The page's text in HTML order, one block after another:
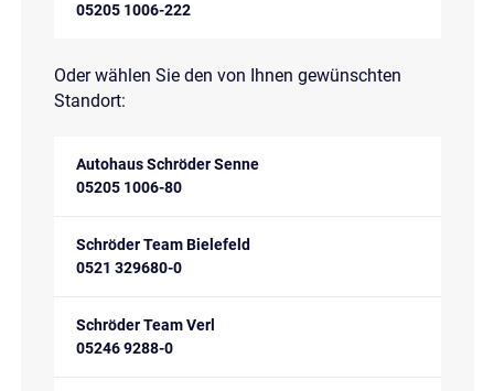
05205 1006-222
Oder wählen Sie den von Ihnen gewünschten
Standort:
Autohaus Schröder Senne
05205 1006-80
Schröder Team Bielefeld
0521 329680-0
Schröder Team Verl
05246 9288-0